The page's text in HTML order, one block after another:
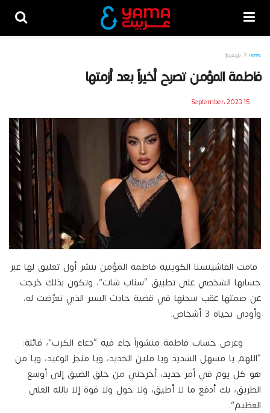
Home تريندينغ
فاطمة المؤمن تصرح أخيراً بعد أزمتها
15 September، 2023
قامت الفاشينستا الكويتية فاطمة المؤمن بنشر أول تعليق لها عبر
حسابها الشخصي على تطبيق “سناب شات”، وتكون بذلك خرجت
عن صمتها عقب سجنها في قضية حادث السير الذي تعرّضت له،
وأودى بحياة 3 أشخاص.
وعرض حساب فاطمة منشوراً جاء فيه “دعاء الكرب”، قائلة:
“اللهم يا مسهل الشديد ويا ملين الحديد، ويا منجز الوعيد، ويا من
هو كل يوم في أمر جديد، أخرجني من حلق الضيق إلى أوسع
الطريق، بك أدفع ما لا أطيق، ولا حول ولا قوة إلا بالله العلي
العظيم”.